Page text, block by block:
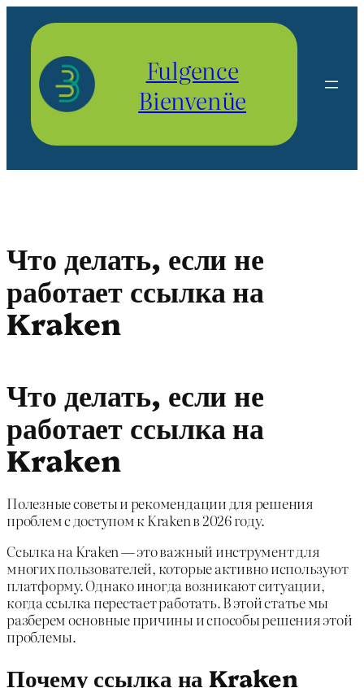
contenu
Fulgence
Bienvenüe
Что делать, если не
работает ссылка на
Kraken
Что делать, если не
работает ссылка на
Kraken
Полезные советы и рекомендации для решения
проблем с доступом к Kraken в 2026 году.
Ссылка на Kraken — это важный инструмент для
многих пользователей, которые активно используют
платформу. Однако иногда возникают ситуации,
когда ссылка перестает работать. В этой статье мы
разберем основные причины и способы решения этой
проблемы.
Почему ссылка на Kraken